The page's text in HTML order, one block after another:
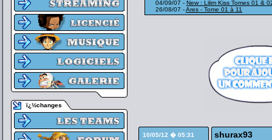
ï¿½changes
04/09/07 - New : Lilim Kiss Tomes 01 &
26/08/07 -Ares - Tome 01 à 11
10/05/12 � 05:31 shurax93